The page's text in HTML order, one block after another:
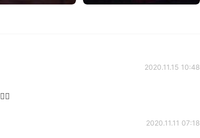
2020.11.15 10:48
2020.11.11 07:18